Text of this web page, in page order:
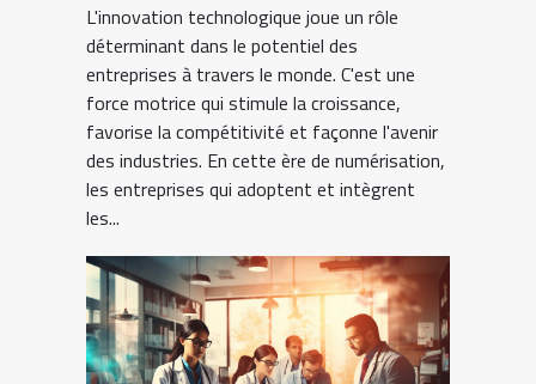
L'innovation technologique joue un rôle
déterminant dans le potentiel des
entreprises à travers le monde. C'est une
force motrice qui stimule la croissance,
favorise la compétitivité et façonne l'avenir
des industries. En cette ère de numérisation,
les entreprises qui adoptent et intègrent
les...